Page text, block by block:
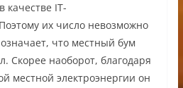
качестве IT-
их число невозможно
что местный бум
Скорее наоборот, благодаря
местной электроэнергии он